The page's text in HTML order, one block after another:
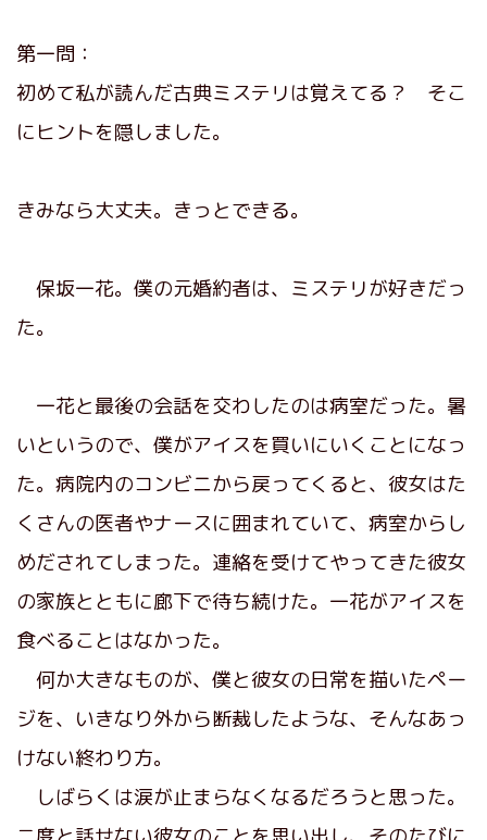
第一問：
初めて私が読んだ古典ミステリは覚えてる？ そこ
にヒントを隠しました。
きみなら大丈夫。きっとできる。
保坂一花。僕の元婚約者は、ミステリが好きだっ
た。
一花と最後の会話を交わしたのは病室だった。暑
いというので、僕がアイスを買いにいくことになっ
た。病院内のコンビニから戻ってくると、彼女はた
くさんの医者やナースに囲まれていて、病室からし
めだされてしまった。連絡を受けてやってきた彼女
の家族とともに廊下で待ち続けた。一花がアイスを
食べることはなかった。
何か大きなものが、僕と彼女の日常を描いたペー
ジを、いきなり外から断裁したような、そんなあっ
けない終わり方。
しばらくは涙が止まらなくなるだろうと思った。